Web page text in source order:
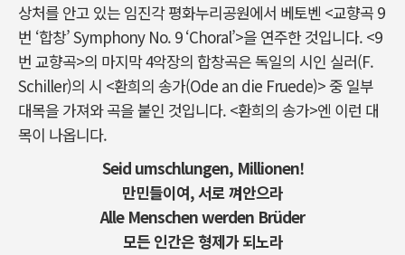
상처를 안고 있는 임진각 평화누리공원에서 베토벤 <교향곡 9
번 ‘합창’ Symphony No. 9 ‘Choral’>을 연주한 것입니다. <9
번 교향곡>의 마지막 4악장의 합창곡은 독일의 시인 실러(F.
Schiller)의 시 <환희의 송가(Ode an die Fruede)> 중 일부
대목을 가져와 곡을 붙인 것입니다. <환희의 송가>엔 이런 대
목이 나옵니다.
Seid umschlungen, Millionen!
만민들이여, 서로 껴안으라
Alle Menschen werden Brüder
모든 인간은 형제가 되노라